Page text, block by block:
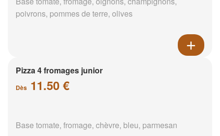
poivrons, pommes de terre, olives
Pizza 4 fromages junior
Dès 11.50 €
Base tomate, fromage, chèvre, bleu, parmesan